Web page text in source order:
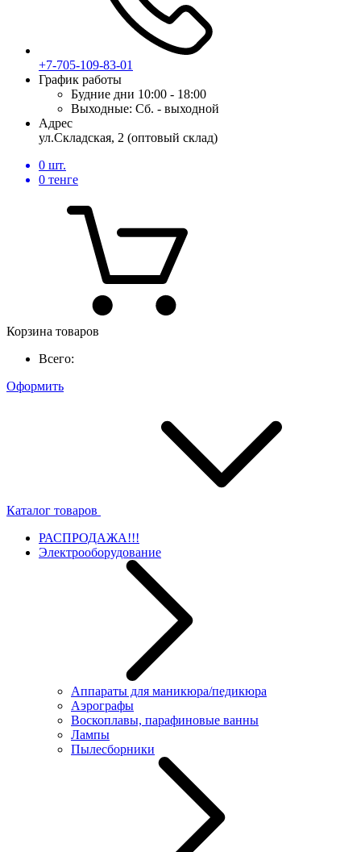
+7-705-109-83-01
График работы
Будние дни 10:00 - 18:00
Выходные: Сб. - выходной
Адрес
ул.Складская, 2 (оптовый склад)
0 шт.
0 тенге
Корзина товаров
Всего:
Оформить
Каталог товаров
РАСПРОДАЖА!!!
Электрооборудование
Аппараты для маникюра/педикюра
Аэрографы
Воскоплавы, парафиновые ванны
Лампы
Пылесборники